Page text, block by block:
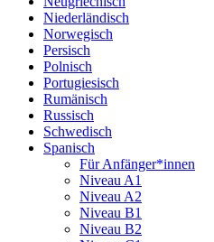
Niederländisch
Norwegisch
Persisch
Polnisch
Portugiesisch
Rumänisch
Russisch
Schwedisch
Spanisch
Für Anfänger*innen
Niveau A1
Niveau A2
Niveau B1
Niveau B2